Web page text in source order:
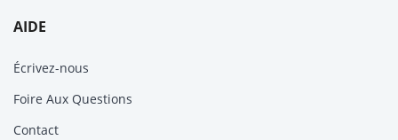
AIDE
Écrivez-nous
Foire Aux Questions
Contact